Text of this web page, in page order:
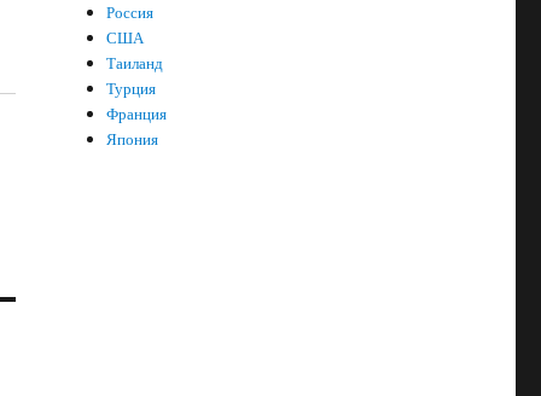
Россия
США
Таиланд
Турция
Франция
Япония